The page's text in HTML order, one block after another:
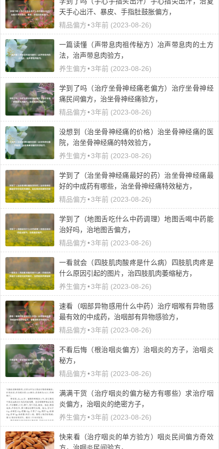
天手心出汗、暴皮、手指肚鼓胀偏方，
精品偏方•3年前 (2023-08-26)
一篇读懂（声带息肉祖传秘方）冶声带息肉的土方
法，治声带息肉验方，
养生偏方•3年前 (2023-08-26)
学到了吗（治疗坐骨神经痛老偏方）治疗坐骨神经
痛民间偏方，治坐骨神经痛验方，
精品偏方•3年前 (2023-08-26)
没想到（治坐骨神经痛的价格）治坐骨神经痛的医
院，治坐骨神经痛的特效验方，
养生偏方•3年前 (2023-08-26)
学到了（治坐骨神经痛最好的药）治坐骨神经痛最
好的中成药有哪些，治坐骨神经痛特效秘方，
精品偏方•3年前 (2023-08-26)
学到了（地图舌吃什么中药调理）地图舌喝中药能
治好吗，治地图舌偏方，
精品偏方•3年前 (2023-08-26)
一看就会（四肢肌肉酸疼是什么病）四肢肌肉疼是
什么原因引起的图片，治四肢肌肉萎缩秘方，
养生偏方•3年前 (2023-08-26)
速看（咽部异物感用什么中药）治疗咽喉有异物感
最有效的中成药，治咽部有异物感验方，
精品偏方•3年前 (2023-08-26)
不看后悔（根治咽炎偏方）治咽炎的方子，治咽炎
秘方，
精品偏方•3年前 (2023-08-26)
满满干货（治疗咽炎的偏方秘方有哪些）求治疗咽
炎偏方，治咽炎的绝密方子，
养生偏方•3年前 (2023-08-26)
快来看（治疗咽炎的单方验方）咽炎民间偏方奇效